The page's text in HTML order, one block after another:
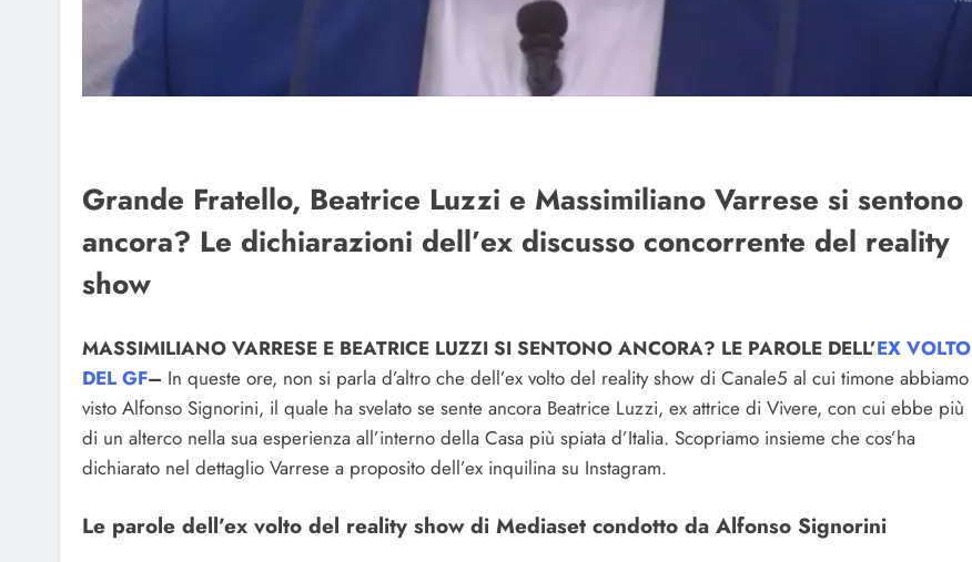
Grande Fratello, Beatrice Luzzi e Massimiliano Varrese si sentono
ancora? Le dichiarazioni dell’ex discusso concorrente del reality
show
MASSIMILIANO VARRESE E BEATRICE LUZZI SI SENTONO ANCORA? LE PAROLE DELL’EX VOLTO
DEL GF– In queste ore, non si parla d’altro che dell’ex volto del reality show di Canale5 al cui timone abbiamo
visto Alfonso Signorini, il quale ha svelato se sente ancora Beatrice Luzzi, ex attrice di Vivere, con cui ebbe più
di un alterco nella sua esperienza all’interno della Casa più spiata d’Italia. Scopriamo insieme che cos’ha
dichiarato nel dettaglio Varrese a proposito dell’ex inquilina su Instagram.
Le parole dell’ex volto del reality show di Mediaset condotto da Alfonso Signorini